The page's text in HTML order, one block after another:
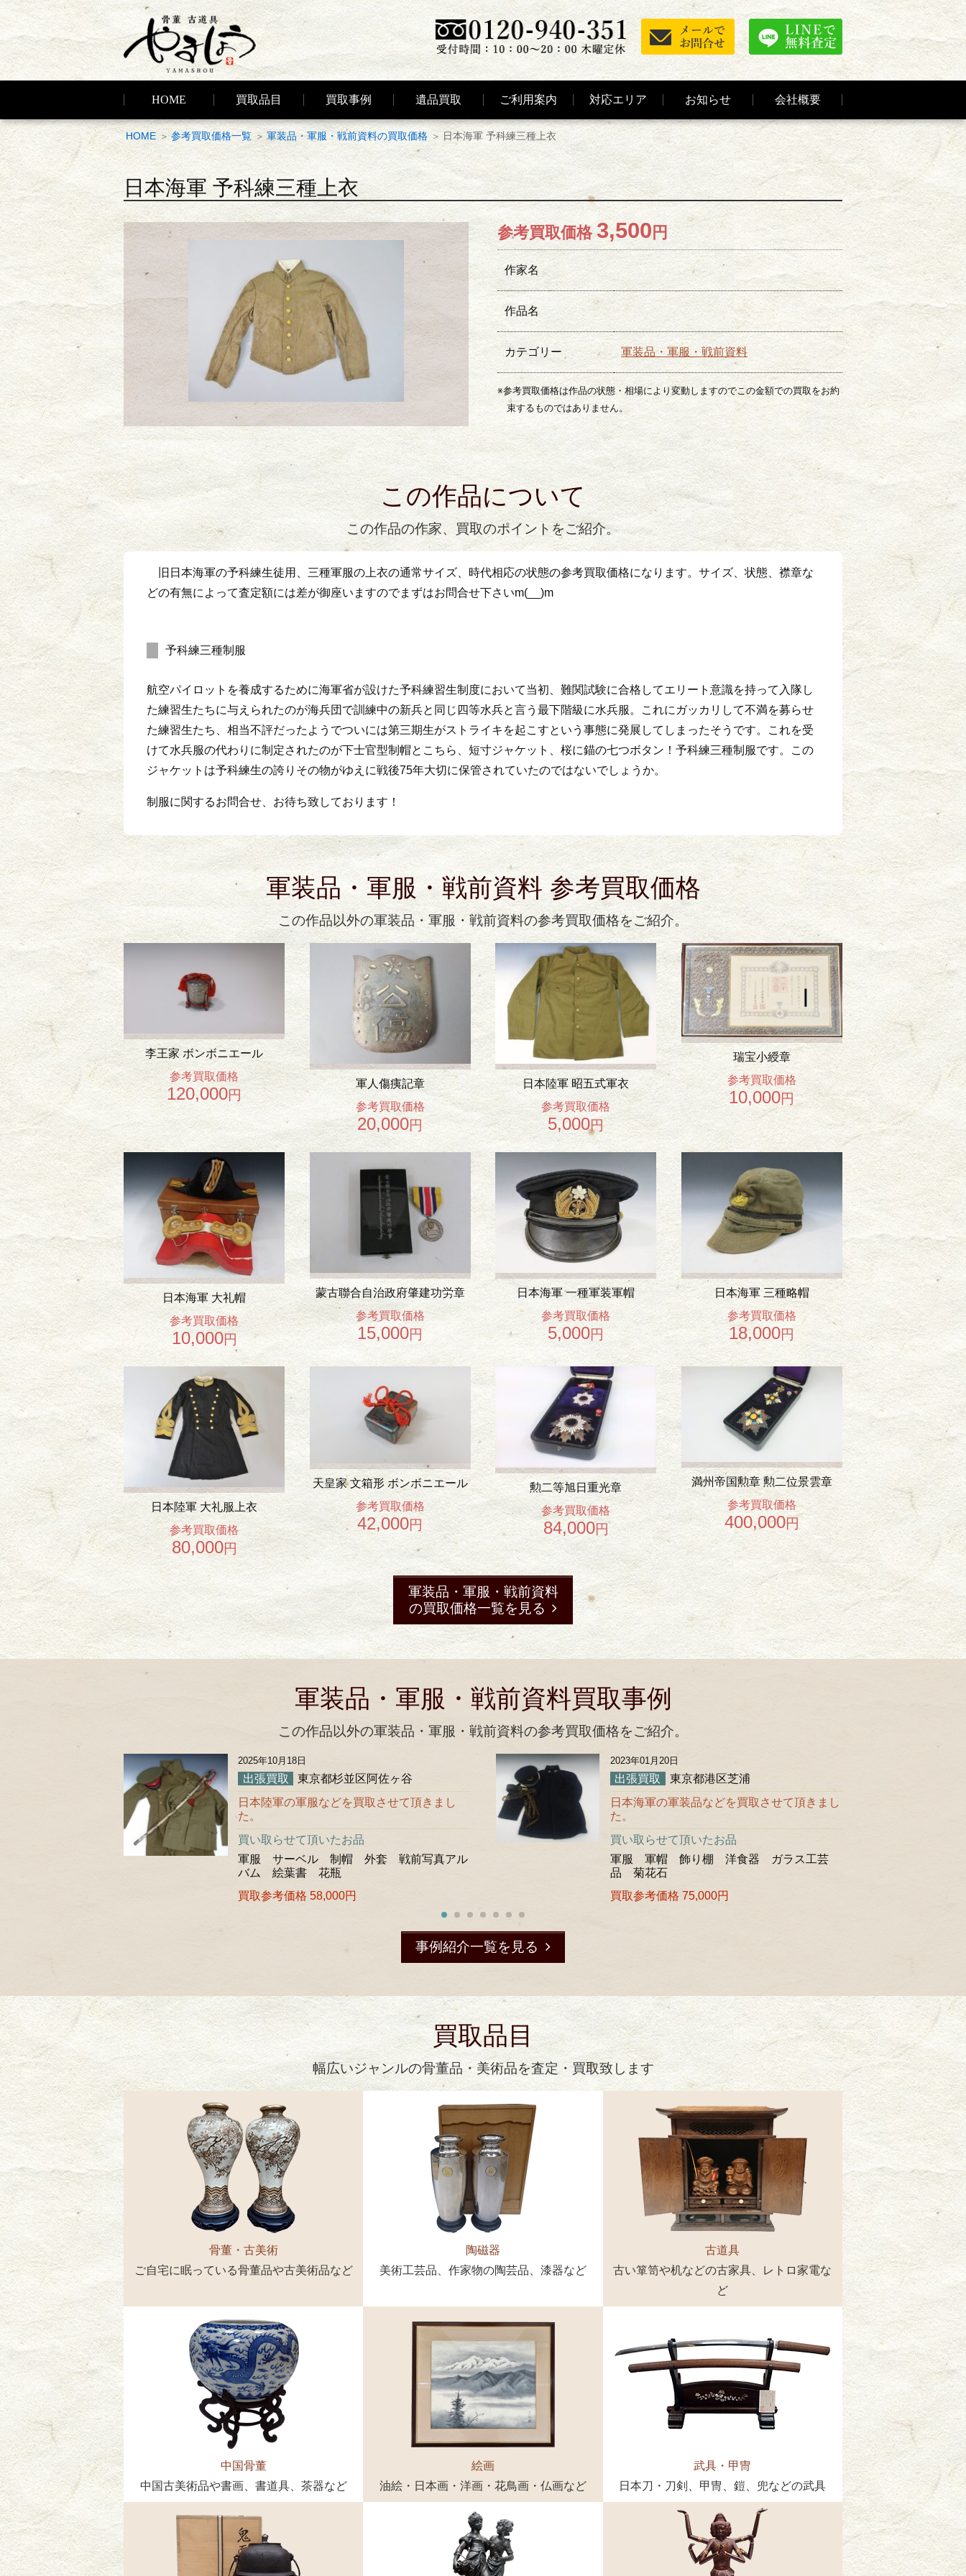
HOME 買取品目 買取事例 遺品買取 ご利用案内 対応エリア お知らせ 会社概要
HOME 参考買取価格一覧 軍装品・軍服・戦前資料の買取価格 日本海軍 予科練三種上衣
日本海軍 予科練三種上衣
参考買取価格3,500円
作家名
作品名
カテゴリー 軍装品・軍服・戦前資料
※参考買取価格は作品の状態・相場により変動しますのでこの金額での買取をお約
束するものではありません。
この作品について
この作品の作家、買取のポイントをご紹介。
旧日本海軍の予科練生徒用、三種軍服の上衣の通常サイズ、時代相応の状態の参考買取価格になります。サイズ、状態、襟章な
どの有無によって査定額には差が御座いますのでまずはお問合せ下さいm(__)m
予科練三種制服
航空パイロットを養成するために海軍省が設けた予科練習生制度において当初、難関試験に合格してエリート意識を持って入隊し
た練習生たちに与えられたのが海兵団で訓練中の新兵と同じ四等水兵と言う最下階級に水兵服。これにガッカリして不満を募らせ
た練習生たち、相当不評だったようでついには第三期生がストライキを起こすという事態に発展してしまったそうです。これを受
けて水兵服の代わりに制定されたのが下士官型制帽とこちら、短寸ジャケット、桜に錨の七つボタン！予科練三種制服です。この
ジャケットは予科練生の誇りその物がゆえに戦後75年大切に保管されていたのではないでしょうか。
制服に関するお問合せ、お待ち致しております！
軍装品・軍服・戦前資料 参考買取価格
この作品以外の軍装品・軍服・戦前資料の参考買取価格をご紹介。
李王家 ボンボニエール
参考買取価格
120,000円
軍人傷痍記章
参考買取価格
20,000円
日本陸軍 昭五式軍衣
参考買取価格
5,000円
瑞宝小綬章
参考買取価格
10,000円
日本海軍 大礼帽
参考買取価格
10,000円
蒙古聯合自治政府肇建功労章
参考買取価格
15,000円
日本海軍 一種軍装軍帽
参考買取価格
5,000円
日本海軍 三種略帽
参考買取価格
18,000円
日本陸軍 大礼服上衣
参考買取価格
80,000円
天皇家 文箱形 ボンボニエール
参考買取価格
42,000円
勲二等旭日重光章
参考買取価格
84,000円
満州帝国勲章 勲二位景雲章
参考買取価格
400,000円
軍装品・軍服・戦前資料
の買取価格一覧を見る
軍装品・軍服・戦前資料買取事例
この作品以外の軍装品・軍服・戦前資料の参考買取価格をご紹介。
2025年10月18日
出張買取
東京都杉並区阿佐ヶ谷
日本陸軍の軍服などを買取させて頂きまし
た。
買い取らせて頂いたお品
軍服 サーベル 制帽 外套 戦前写真アル
バム 絵葉書 花瓶
買取参考価格 58,000円
2023年01月20日
出張買取
東京都港区芝浦
日本海軍の軍装品などを買取させて頂きまし
た。
買い取らせて頂いたお品
軍服 軍帽 飾り棚 洋食器 ガラス工芸
品 菊花石
買取参考価格 75,000円
事例紹介一覧を見る
買取品目
幅広いジャンルの骨董品・美術品を査定・買取致します
骨董・古美術
ご自宅に眠っている骨董品や古美術品など
陶磁器
美術工芸品、作家物の陶芸品、漆器など
古道具
古い箪笥や机などの古家具、レトロ家電な
ど
中国骨董
中国古美術品や書画、書道具、茶器など
絵画
油絵・日本画・洋画・花鳥画・仏画など
武具・甲冑
日本刀・刀剣、甲冑、鎧、兜などの武具